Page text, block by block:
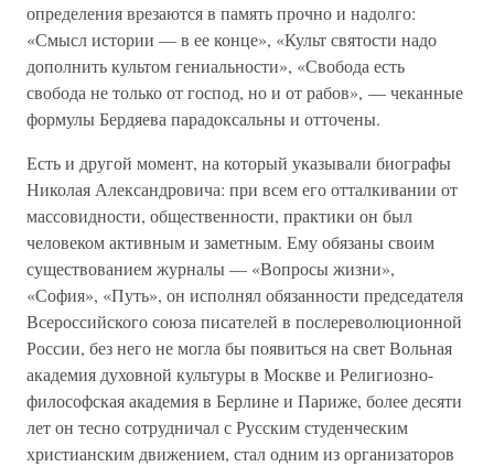
определения врезаются в память прочно и надолго:
«Смысл истории — в ее конце», «Культ святости надо
дополнить культом гениальности», «Свобода есть
свобода не только от господ, но и от рабов», — чеканные
формулы Бердяева парадоксальны и отточены.
Есть и другой момент, на который указывали биографы
Николая Александровича: при всем его отталкивании от
массовидности, общественности, практики он был
человеком активным и заметным. Ему обязаны своим
существованием журналы — «Вопросы жизни»,
«София», «Путь», он исполнял обязанности председателя
Всероссийского союза писателей в послереволюционной
России, без него не могла бы появиться на свет Вольная
академия духовной культуры в Москве и Религиозно-
философская академия в Берлине и Париже, более десяти
лет он тесно сотрудничал с Русским студенческим
христианским движением, стал одним из организаторов